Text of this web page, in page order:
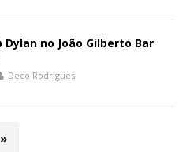
Dylan no João Gilberto Bar
Deco Rodrigues
»